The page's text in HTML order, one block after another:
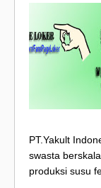
PT.Yakult
swasta
produksi susu